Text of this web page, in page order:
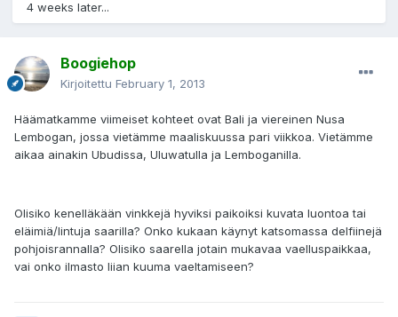
4 weeks later...
Boogiehop
Kirjoitettu February 1, 2013
Häämatkamme viimeiset kohteet ovat Bali ja viereinen Nusa
Lembogan, jossa vietämme maaliskuussa pari viikkoa. Vietämme
aikaa ainakin Ubudissa, Uluwatulla ja Lemboganilla.
Olisiko kenelläkään vinkkejä hyviksi paikoiksi kuvata luontoa tai
eläimiä/lintuja saarilla? Onko kukaan käynyt katsomassa delfiinejä
pohjoisrannalla? Olisiko saarella jotain mukavaa vaelluspaikkaa,
vai onko ilmasto liian kuuma vaeltamiseen?